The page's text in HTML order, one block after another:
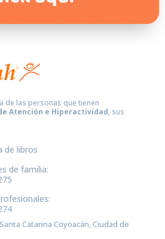
de las personas que tienen
Atención e Hiperactividad, sus
de libros
de familia:
Catarina Coyoacán, Ciudad de